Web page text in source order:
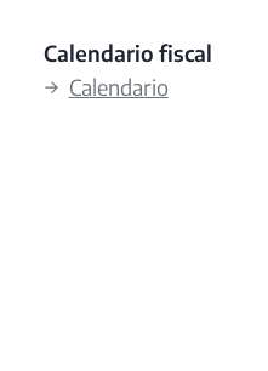
Calendario fiscal
→ Calendario